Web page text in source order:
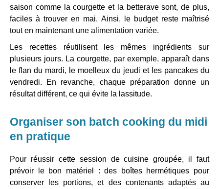
saison comme la courgette et la betterave sont, de plus,
faciles à trouver en mai. Ainsi, le budget reste maîtrisé
tout en maintenant une alimentation variée.
Les recettes réutilisent les mêmes ingrédients sur
plusieurs jours. La courgette, par exemple, apparaît dans
le flan du mardi, le moelleux du jeudi et les pancakes du
vendredi. En revanche, chaque préparation donne un
résultat différent, ce qui évite la lassitude.
Organiser son batch cooking du midi
en pratique
Pour réussir cette session de cuisine groupée, il faut
prévoir le bon matériel : des boîtes hermétiques pour
conserver les portions, et des contenants adaptés au